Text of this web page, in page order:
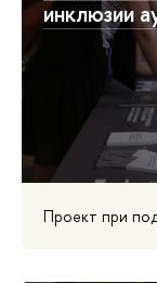
инклюзии
Проект при